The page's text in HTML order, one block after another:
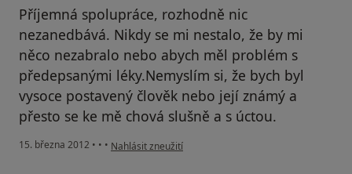
Příjemná spolupráce, rozhodně nic
nezanedbává. Nikdy se mi nestalo, že by mi
něco nezabralo nebo abych měl problém s
předepsanými léky.Nemyslím si, že bych byl
vysoce postavený člověk nebo její známý a
přesto se ke mě chová slušně a s úctou.
15. března 2012 • • • podle názoru uživatele Váš účet byl odstraněn
Nahlásit zneužití